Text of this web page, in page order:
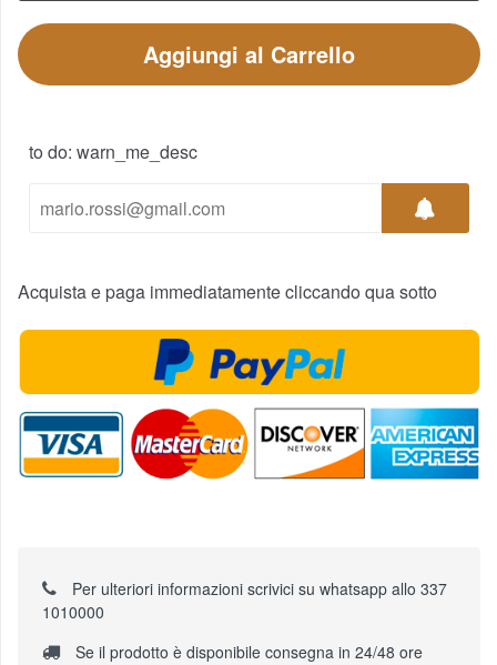
Aggiungi al Carrello
to do: warn_me_desc
Acquista e paga immediatamente cliccando qua sotto
Per ulteriori informazioni scrivici su whatsapp allo 337
1010000
Se il prodotto è disponibile consegna in 24/48 ore